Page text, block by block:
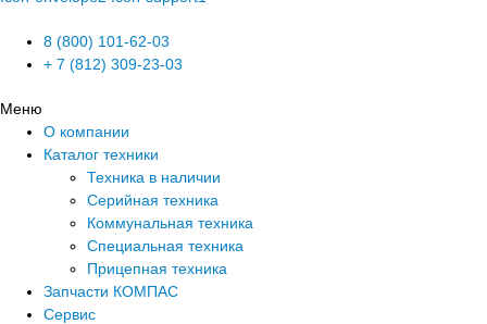
8 (800) 101-62-03
+ 7 (812) 309-23-03
Меню
О компании
Каталог техники
Техника в наличии
Серийная техника
Коммунальная техника
Специальная техника
Прицепная техника
Запчасти КОМПАС
Сервис